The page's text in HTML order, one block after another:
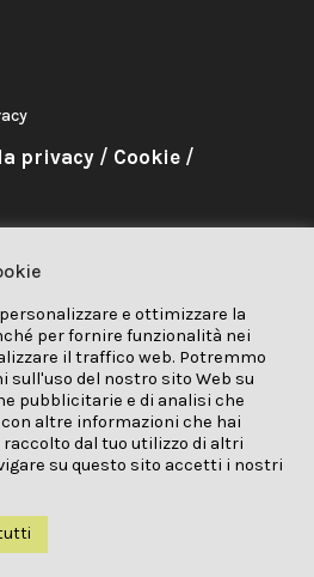
privacy/ Cookie/
progetto ha ricevuto
dal programma di
innovazione Horizon
nell'ambito della
n. 841850.
e ottimizzare la
per fornire funzionalità nei
il traffico web. Potremmo
sull'uso del nostro sito Web su
pubblicitarie e di analisi che
altre informazioni che hai
dal tuo utilizzo di altri
su questo sito accetti i nostri